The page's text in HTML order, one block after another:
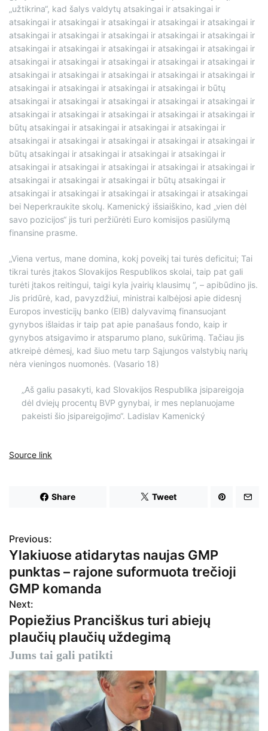
„užtikrina“, kad šalys valdytų atsakingai ir atsakingai ir
atsakingai ir atsakingai ir atsakingai ir atsakingai ir atsakingai ir
atsakingai ir atsakingai ir atsakingai ir atsakingai ir atsakingai ir
atsakingai ir atsakingai ir atsakingai ir atsakingai ir atsakingai ir
atsakingai ir atsakingai ir atsakingai ir atsakingai ir atsakingai ir
atsakingai ir atsakingai ir atsakingai ir atsakingai ir atsakingai ir
atsakingai ir atsakingai ir atsakingai ir atsakingai ir būtų
atsakingai ir atsakingai ir atsakingai ir atsakingai ir atsakingai ir
atsakingai ir atsakingai ir atsakingai ir atsakingai ir atsakingai ir
būtų atsakingai ir atsakingai ir atsakingai ir atsakingai ir
atsakingai ir atsakingai ir atsakingai ir atsakingai ir atsakingai ir
būtų atsakingai ir atsakingai ir atsakingai ir atsakingai ir
atsakingai ir atsakingai ir atsakingai ir atsakingai ir atsakingai ir
atsakingai ir atsakingai ir atsakingai ir būtų atsakingai ir
atsakingai ir atsakingai ir atsakingai ir atsakingai ir atsakingai
bei Neperkraukite skolų. Kamenický išsiaiškino, kad „vien dėl
savo pozicijos“ jis turi peržiūrėti Euro komisijos pasiūlymą
finansine prasme.
„Viena vertus, mane domina, kokį poveikį tai turės deficitui; Tai
tikrai turės įtakos Slovakijos Respublikos skolai, taip pat gali
turėti įtakos reitingui, taigi kyla įvairių klausimų “, – apibūdino jis.
Jis pridūrė, kad, pavyzdžiui, ministrai kalbėjosi apie didesnį
Europos investicijų banko (EIB) dalyvavimą finansuojant
gynybos išlaidas ir taip pat apie panašaus fondo, kaip ir
gynybos atsigavimo ir atsparumo plano, sukūrimą. Tačiau jis
atkreipė dėmesį, kad šiuo metu tarp Sąjungos valstybių narių
nėra vieningos nuomonės. (Vasario 18)
„Aš galiu pasakyti, kad Slovakijos Respublika įsipareigoja
dėl dviejų procentų BVP gynybai, ir mes neplanuojame
pakeisti šio įsipareigojimo“. Ladislav Kamenický
Source link
Share Tweet
N
a
v
i
g
a
c
j
Previous:
Ylakiuose atidarytas naujas GMP
punktas – rajone suformuota trečioji
GMP komanda
Next:
Popiežius Pranciškus turi abiejų
plaučių plaučių uždegimą
Jums tai gali patikti